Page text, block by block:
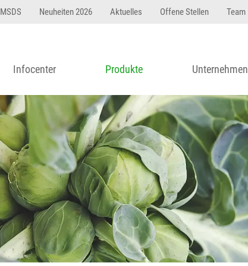
MSDS Neuheiten 2026 Aktuelles Offene Stellen Team
Infocenter Produkte Unternehmen